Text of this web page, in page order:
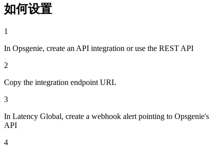
如何设置
1
In Opsgenie, create an API integration or use the REST API
2
Copy the integration endpoint URL
3
In Latency Global, create a webhook alert pointing to Opsgenie's
API
4